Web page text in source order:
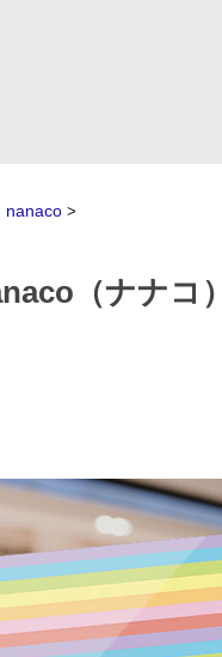
nanaco >
（ナナコ